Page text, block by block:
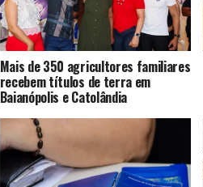
Mais de 350 agricultores familiares
recebem títulos de terra em
Baianópolis e Catolândia